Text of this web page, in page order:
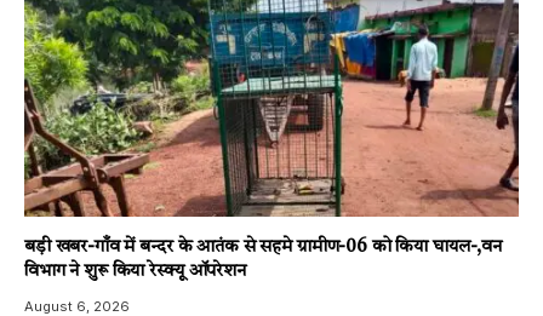
बड़ी खबर-गाँव में बन्दर के आतंक से सहमे ग्रामीण-06 को किया घायल-,वन
विभाग ने शुरू किया रेस्क्यू ऑपरेशन
August 6, 2026